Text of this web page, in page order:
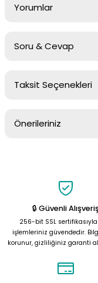
Yorumlar
Soru & Cevap
Ürün
Taksit Seçenekleri
Önerileriniz
Görüş ve önerileriniz
Ürün resmi kalitesiz,
Ürün açıklamasında
Ürün bilgilerinde
Ürün fiyatı diğer
🔒 Güvenli
256-bit SSL
işlemleriniz güvendedir.
korunur, gizliliğiniz garanti